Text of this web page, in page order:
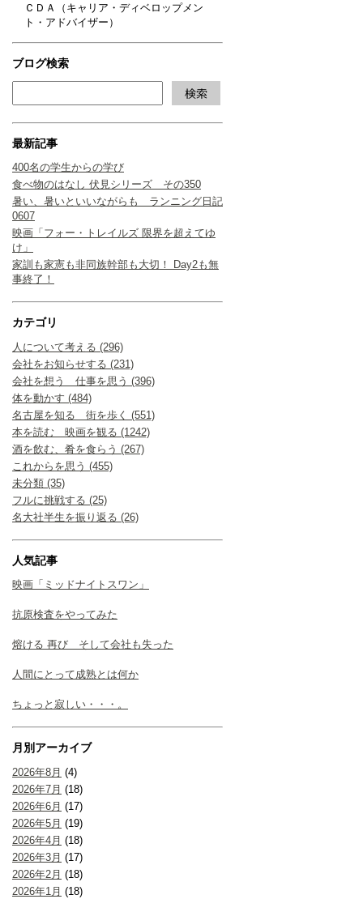
ＣＤＡ（キャリア・ディベロップメン
ト・アドバイザー）
ブログ検索
最新記事
400名の学生からの学び
食べ物のはなし 伏見シリーズ その350
暑い、暑いといいながらも ランニング日記
0607
映画「フォー・トレイルズ 限界を超えてゆ
け」
家訓も家憲も非同族幹部も大切！ Day2も無
事終了！
カテゴリ
人について考える (296)
会社をお知らせする (231)
会社を想う 仕事を思う (396)
体を動かす (484)
名古屋を知る 街を歩く (551)
本を読む 映画を観る (1242)
酒を飲む、肴を食らう (267)
これからを思う (455)
未分類 (35)
フルに挑戦する (25)
名大社半生を振り返る (26)
人気記事
映画「ミッドナイトスワン」
抗原検査をやってみた
熔ける 再び そして会社も失った
人間にとって成熟とは何か
ちょっと寂しい・・・。
月別アーカイブ
2026年8月 (4)
2026年7月 (18)
2026年6月 (17)
2026年5月 (19)
2026年4月 (18)
2026年3月 (17)
2026年2月 (18)
2026年1月 (18)